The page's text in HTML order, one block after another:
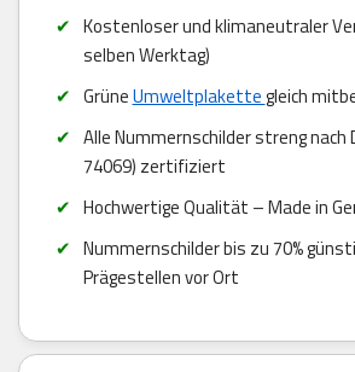
Kostenloser und klimaneutraler
selben Werktag)
GrüneUmweltplakettegleich
Alle Nummernschilder streng nach
74069) zertifiziert
Hochwertige Qualität – Made in
Nummernschilder bis zu 70%
Prägestellen vor Ort